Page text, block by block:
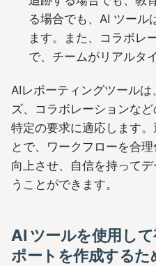
る場合でも、AI ツール
ます。また、コラボレ
で、チームがリアルタ
AIレポーティングツール
ズ、コラボレーションな
特定の要求に適応します
とで、ワークフローを合
向上させ、自信を持って
うことができます。
AI ツールを使用し
ポートを作成するた